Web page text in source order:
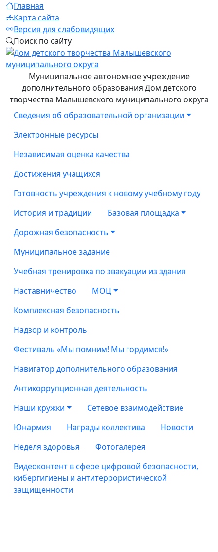
Главная
Карта сайта
Версия для слабовидящих
Поиск по сайту
Муниципальное автономное учреждение
дополнительного образования Дом детского
творчества Малышевского муниципального округа
Сведения об образовательной организации
Электронные ресурсы
Независимая оценка качества
Достижения учащихся
Готовность учреждения к новому учебному году
История и традиции
Базовая площадка
Дорожная безопасность
Муниципальное задание
Учебная тренировка по эвакуации из здания
Наставничество
МОЦ
Комплексная безопасность
Надзор и контроль
Фестиваль «Мы помним! Мы гордимся!»
Навигатор дополнительного образования
Антикоррупционная деятельность
Наши кружки
Сетевое взаимодействие
Юнармия
Награды коллектива
Новости
Неделя здоровья
Фотогалерея
Видеоконтент в сфере цифровой безопасности,
кибергигиены и антитеррористической
защищенности